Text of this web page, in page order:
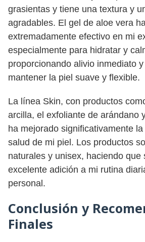
grasientas y tiene una textura y
agradables. El gel de aloe vera
extremadamente efectivo en mi
especialmente para hidratar y
proporcionando alivio inmediato
mantener la piel suave y flexible.
La línea Skin, con productos
arcilla, el exfoliante de arándano
ha mejorado significativamente
salud de mi piel. Los productos
naturales y unisex, haciendo que
excelente adición a mi rutina
personal.
Conclusión y
Finales